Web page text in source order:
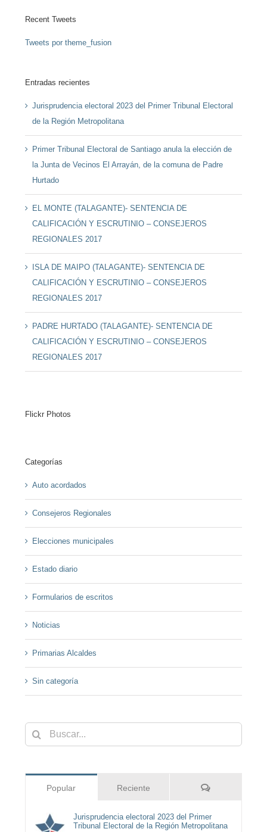
Recent Tweets
Tweets por theme_fusion
Entradas recientes
Jurisprudencia electoral 2023 del Primer Tribunal Electoral
de la Región Metropolitana
Primer Tribunal Electoral de Santiago anula la elección de
la Junta de Vecinos El Arrayán, de la comuna de Padre
Hurtado
EL MONTE (TALAGANTE)- SENTENCIA DE
CALIFICACIÓN Y ESCRUTINIO – CONSEJEROS
REGIONALES 2017
ISLA DE MAIPO (TALAGANTE)- SENTENCIA DE
CALIFICACIÓN Y ESCRUTINIO – CONSEJEROS
REGIONALES 2017
PADRE HURTADO (TALAGANTE)- SENTENCIA DE
CALIFICACIÓN Y ESCRUTINIO – CONSEJEROS
REGIONALES 2017
Flickr Photos
Categorías
Auto acordados
Consejeros Regionales
Elecciones municipales
Estado diario
Formularios de escritos
Noticias
Primarias Alcaldes
Sin categoría
Buscar:
Popular Reciente Comentarios
Jurisprudencia electoral 2023 del Primer
Tribunal Electoral de la Región Metropolitana